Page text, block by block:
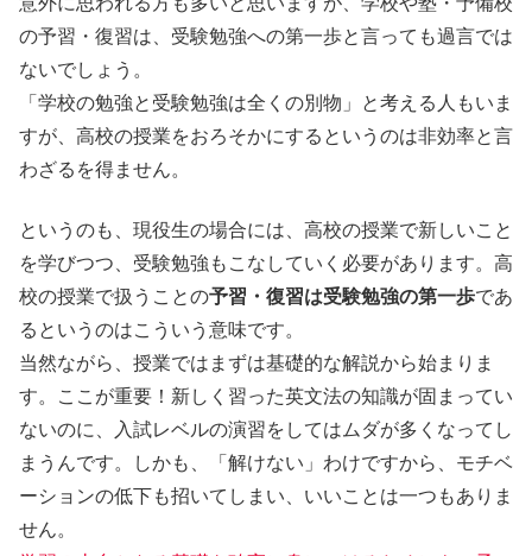
の予習・復習は、受験勉強への第一歩と言っても過言では
ないでしょう。
「学校の勉強と受験勉強は全くの別物」と考える人もいま
すが、高校の授業をおろそかにするというのは非効率と言
わざるを得ません。
というのも、現役生の場合には、高校の授業で新しいこと
を学びつつ、受験勉強もこなしていく必要があります。高
校の授業で扱うことの予習・復習は受験勉強の第一歩であ
るというのはこういう意味です。
当然ながら、授業ではまずは基礎的な解説から始まりま
す。ここが重要！新しく習った英文法の知識が固まってい
ないのに、入試レベルの演習をしてはムダが多くなってし
まうんです。しかも、「解けない」わけですから、モチベ
ーションの低下も招いてしまい、いいことは一つもありま
せん。